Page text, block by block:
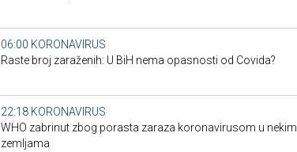
06:00 KORONAVIRUS
Raste broj zaraženih: U BiH nema opasnosti od Covida?
22:18 KORONAVIRUS
WHO zabrinut zbog porasta zaraza koronavirusom u nekim
zemljama